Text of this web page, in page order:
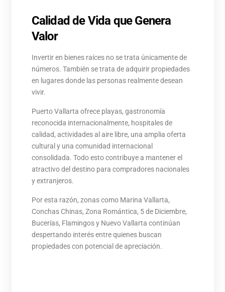
Calidad de Vida que Genera
Valor
Invertir en bienes raíces no se trata únicamente de
números. También se trata de adquirir propiedades
en lugares donde las personas realmente desean
vivir.
Puerto Vallarta ofrece playas, gastronomía
reconocida internacionalmente, hospitales de
calidad, actividades al aire libre, una amplia oferta
cultural y una comunidad internacional
consolidada. Todo esto contribuye a mantener el
atractivo del destino para compradores nacionales
y extranjeros.
Por esta razón, zonas como Marina Vallarta,
Conchas Chinas, Zona Romántica, 5 de Diciembre,
Bucerías, Flamingos y Nuevo Vallarta continúan
despertando interés entre quienes buscan
propiedades con potencial de apreciación.